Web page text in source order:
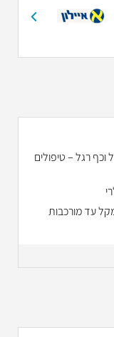
וכף רגל – טיפולים
עד מורכבות